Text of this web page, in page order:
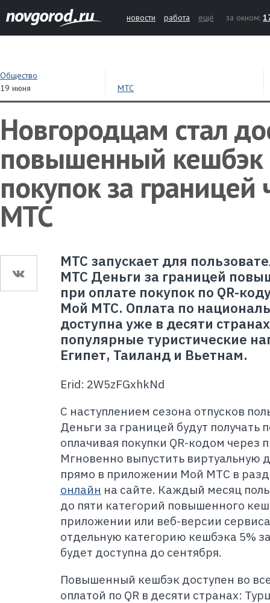
новости работа ещё за окном:
Общество
19 июня
МТС
Новгородцам стал
повышенный кешбэк
покупок за
МТС
МТС запускает для
МТС Деньги за границей
при оплате покупок по QR-
Мой МТС. Оплата по
доступна уже в десяти
популярные туристические
Египет, Таиланд и Вьетнам.
Erid: 2W5zFGxhkNd
С наступлением сезона отпусков
Деньги за границей будут
оплачивая покупки QR-кодом
Мгновенно выпустить виртуальную
прямо в приложении Мой МТС в
онлайн на сайте. Каждый месяц
до пяти категорий повышенного
приложении или веб-версии
отдельную категорию кешбэка 5%
будет доступна до сентября.
Повышенный кешбэк доступен во
оплатой по QR в десяти странах: